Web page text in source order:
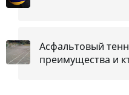
Асфальтовый
преимущества и